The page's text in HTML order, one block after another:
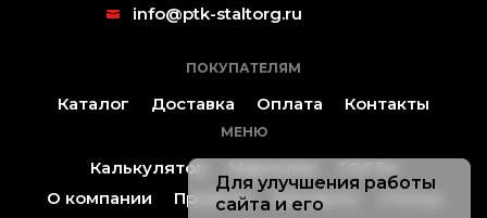
info@ptk-staltorg.ru
ПОКУПАТЕЛЯМ
Каталог Доставка Оплата Контакты
МЕНЮ
Калькулятор
О компании
Проекты Контакты
Для улучшения работы
сайта и его